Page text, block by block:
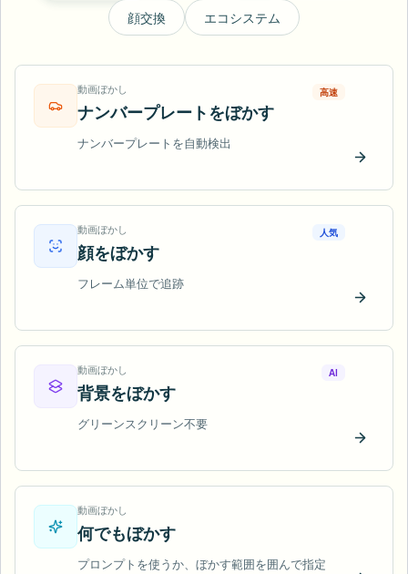
顔交換 エコシステム
動画ぼかし
ナンバープレートをぼかす
高速
ナンバープレートを自動検出
今すぐ
動画ぼかし
顔をぼかす
人気
フレーム単位で追跡
今すぐ
動画ぼかし
背景をぼかす
AI
グリーンスクリーン不要
今すぐ
動画ぼかし
何でもぼかす
プロンプトを使うか、ぼかす範囲を囲んで指定